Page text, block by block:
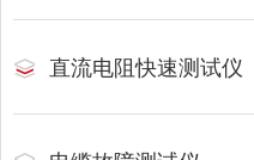
直流电阻快速测试仪